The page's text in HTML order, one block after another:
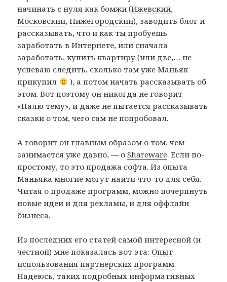
начинать с нуля как бомжи (Ижевский,
Московский,Нижегородский), заводить блог и
рассказывать, что и как ты пробуешь
заработать в Интернете, или сначала
заработать, купить квартиру (или две,… не
успеваю следить, сколько там уже Маньяк
прикупил
), а потом начать рассказывать об
этом. Вот поэтому он никогда не говорит
«Палю тему», и даже не пытается рассказывать
сказки о том, чего сам не попробовал.
А говорит он главным образом о том, чем
занимается уже давно, — оShareware. Если по-
простому, то это продажа софта. Из опыта
Маньяка многие могут найти что-то для себя.
Читая о продаже программ, можно почерпнуть
новые идеи и для рекламы, и для оффлайн
бизнеса.
Из последних его статей самой интересной (и
честной) мне показалась вот эта: Опыт
использования партнерских программ.
Надеюсь, таких подробных информативных